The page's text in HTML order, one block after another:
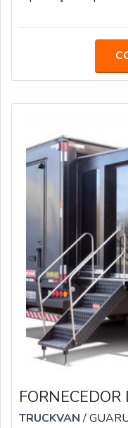
permitindo mais
equipamentos
unidades fornecidas
TRUCKVAN/